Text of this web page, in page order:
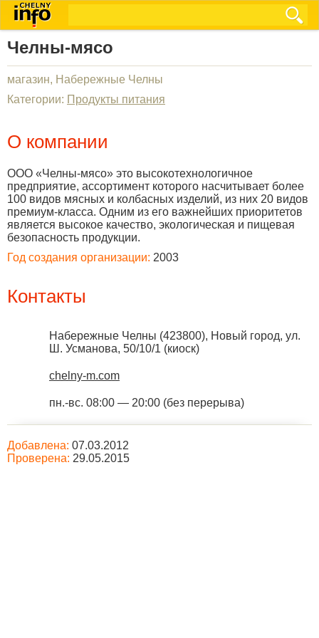
Челны-мясо
магазин, Набережные Челны
Категории: Продукты питания
О компании
ООО «Челны-мясо» это высокотехнологичное
предприятие, ассортимент которого насчитывает более
100 видов мясных и колбасных изделий, из них 20 видов
премиум-класса. Одним из его важнейших приоритетов
является высокое качество, экологическая и пищевая
безопасность продукции.
Год создания организации: 2003
Контакты
Набережные Челны (423800), Новый город, ул.
Ш. Усманова, 50/10/1 (киоск)
chelny-m.com
пн.-вс. 08:00 — 20:00 (без перерыва)
Добавлена: 07.03.2012
Проверена: 29.05.2015